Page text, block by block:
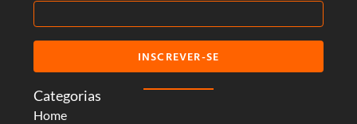
Categorias
Home
INSCREVER-SE